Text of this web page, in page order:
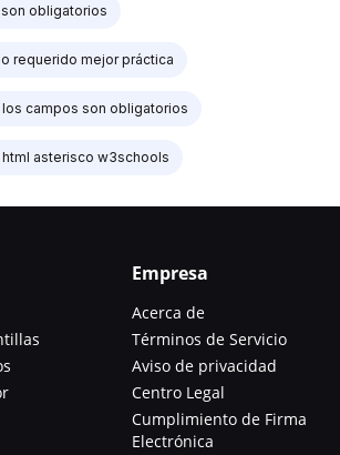
obligatorios
requerido mejor práctica
campos son obligatorios
asterisco w3schools
Empresa
Acerca de
Términos de Servicio
Aviso de privacidad
Centro Legal
Cumplimiento de Firma
Electrónica